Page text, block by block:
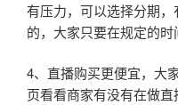
有压力，可以选择分期
的，大家只要在规定的时
4、直播购买更便宜，大
页看看商家有没有在做